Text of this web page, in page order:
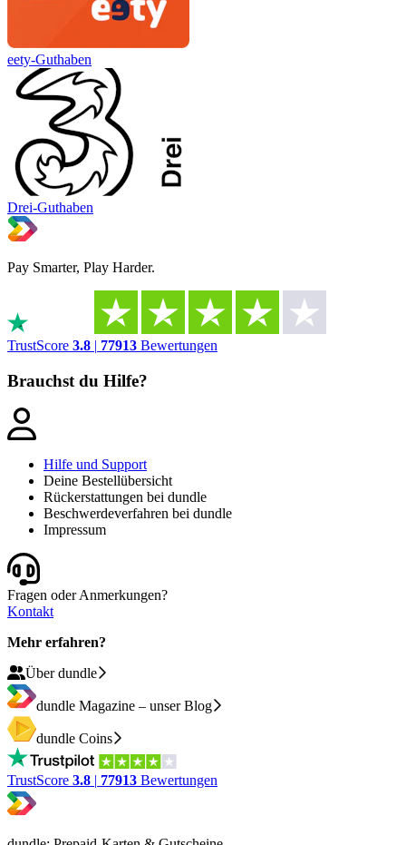
eety-Guthaben
Drei-Guthaben
Pay Smarter, Play Harder.
TrustScore 3.8 | 77913 Bewertungen
Brauchst du Hilfe?
Hilfe und Support
Deine Bestellübersicht
Rückerstattungen bei dundle
Beschwerdeverfahren bei dundle
Impressum
Fragen oder Anmerkungen?
Kontakt
Mehr erfahren?
Über dundle
dundle Magazine – unser Blog
dundle Coins
TrustScore 3.8 | 77913 Bewertungen